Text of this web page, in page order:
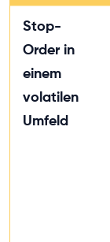
Stop-
Order in
einem
volatilen
Umfeld